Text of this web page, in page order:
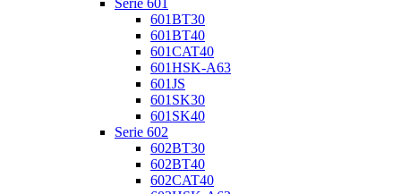
Serie 601
601BT30
601BT40
601CAT40
601HSK-A63
601JS
601SK30
601SK40
Serie 602
602BT30
602BT40
602CAT40